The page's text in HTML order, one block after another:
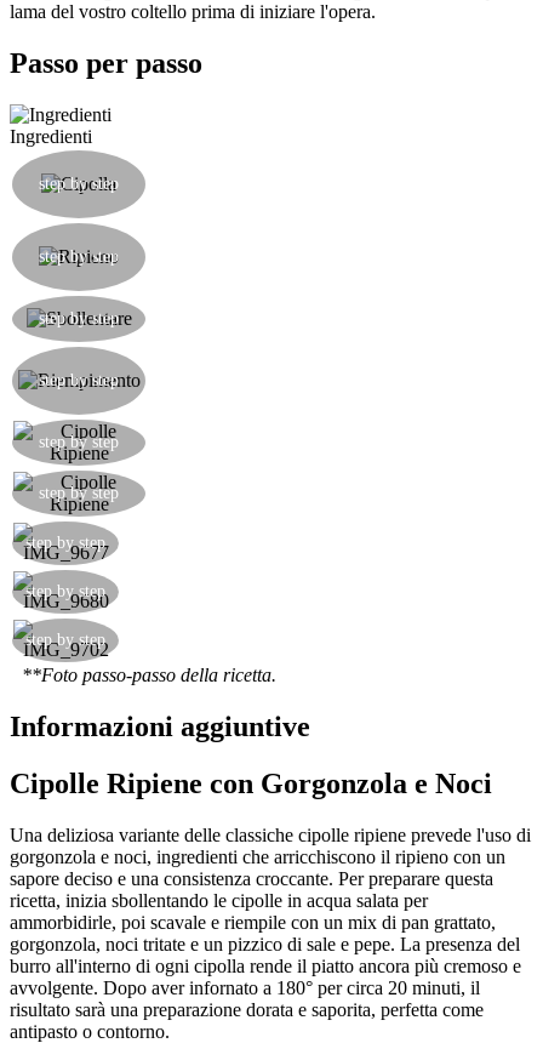
lama del vostro coltello prima di iniziare l'opera.
Passo per passo
Ingredienti
step by step
step by step
step by step
step by step
step by step
step by step
step by step
step by step
step by step
**Foto passo-passo della ricetta.
Informazioni aggiuntive
Cipolle Ripiene con Gorgonzola e Noci
Una deliziosa variante delle classiche cipolle ripiene prevede l'uso di
gorgonzola e noci, ingredienti che arricchiscono il ripieno con un
sapore deciso e una consistenza croccante. Per preparare questa
ricetta, inizia sbollentando le cipolle in acqua salata per
ammorbidirle, poi scavale e riempile con un mix di pan grattato,
gorgonzola, noci tritate e un pizzico di sale e pepe. La presenza del
burro all'interno di ogni cipolla rende il piatto ancora più cremoso e
avvolgente. Dopo aver infornato a 180° per circa 20 minuti, il
risultato sarà una preparazione dorata e saporita, perfetta come
antipasto o contorno.